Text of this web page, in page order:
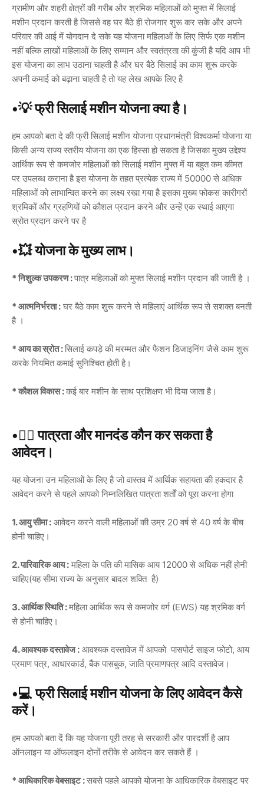
ग्रामीण और शहरी क्षेत्रों की गरीब और श्रमिक महिलाओं को मुफ्त में सिलाई
मशीन प्रदान करती है जिससे वह घर बैठे ही रोजगार शुरू कर सके और अपने
परिवार की आई में योगदान दे सके यह योजना महिलाओं के लिए सिर्फ एक मशीन
नहीं बल्कि लाखों महिलाओं के लिए सम्मान और स्वतंत्रता की कुंजी है यदि आप भी
इस योजना का लाभ उठाना चाहती है और घर बैठे सिलाई का काम शुरू करके
अपनी कमाई को बढ़ाना चाहती है तो यह लेख आपके लिए है
•💡 फ्री सिलाई मशीन योजना क्या है।
हम आपको बता दे की फ्री सिलाई मशीन योजना प्रधानमंत्री विश्वकर्मा योजना या
किसी अन्य राज्य स्तरीय योजना का एक हिस्सा हो सकता है जिसका मुख्य उद्देश्य
आर्थिक रूप से कमजोर महिलाओं को सिलाई मशीन मुफ्त में या बहुत कम कीमत
पर उपलब्ध कराना है इस योजना के तहत प्रत्येक राज्य में 50000 से अधिक
महिलाओं को लाभान्वित करने का लक्ष्य रखा गया है इसका मुख्य फोकस कारीगरों
श्रमिकों और ग्रहणियों को कौशल प्रदान करने और उन्हें एक स्थाई आएगा
स्रोत प्रदान करने पर है
•💥 योजना के मुख्य लाभ।
* निशुल्क उपकरण :पात्र महिलाओं को मुफ्त सिलाई मशीन प्रदान की जाती है ।
* आत्मनिर्भरता : घर बैठे काम शुरू करने से महिलाएं आर्थिक रूप से सशक्त बनती
है ।
* आय का स्रोत :सिलाई कपड़े की मरम्मत और फैशन डिजाइनिंग जैसे काम शुरू
करके नियमित कमाई सुनिश्चित होती है।
* कौशल विकास :कई बार मशीन के साथ प्रशिक्षण भी दिया जाता है।
•🧑‍⚖️ पात्रता और मानदंड कौन कर सकता है
आवेदन।
यह योजना उन महिलाओं के लिए है जो वास्तव में आर्थिक सहायता की हकदार है
आवेदन करने से पहले आपको निम्नलिखित पात्रता शर्तों को पूरा करना होगा
1. आयु सीमा : आवेदन करने वाली महिलाओं की उम्र 20 वर्ष से 40 वर्ष के बीच
होनी चाहिए।
2. पारिवारिक आय : महिला के पति की मासिक आय 12000 से अधिक नहीं होनी
चाहिए(यह सीमा राज्य के अनुसार बादल शक्ति है)
3. आर्थिक स्थिति :महिला आर्थिक रूप से कमजोर वर्ग (EWS) यह श्रमिक वर्ग
से होनी चाहिए।
4. आवश्यक दस्तावेज : आवश्यक दस्तावेज में आपको पासपोर्ट साइज फोटो, आय
प्रमाण पत्र, आधारकार्ड, बैंक पासबुक, जाति प्रमाणपत्र आदि दस्तावेज।
•💻 फ्री सिलाई मशीन योजना के लिए आवेदन कैसे
करें।
हम आपको बता दें कि यह योजना पूरी तरह से सरकारी और पारदर्शी है आप
ऑनलाइन या ऑफलाइन दोनों तरीके से आवेदन कर सकते हैं ।
* आधिकारिक वेबसाइट :सबसे पहले आपको योजना के आधिकारिक वेबसाइट पर